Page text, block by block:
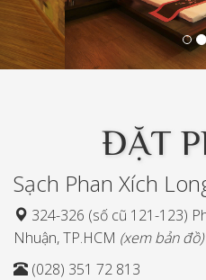
ĐẶT
Sạch Phan Xích
324-326 (số cũ 121-123)
Nhuận, TP.HCM (xem bản đồ)
(028) 351 72 813